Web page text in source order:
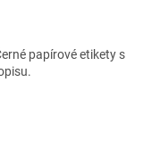
papírové etikety s